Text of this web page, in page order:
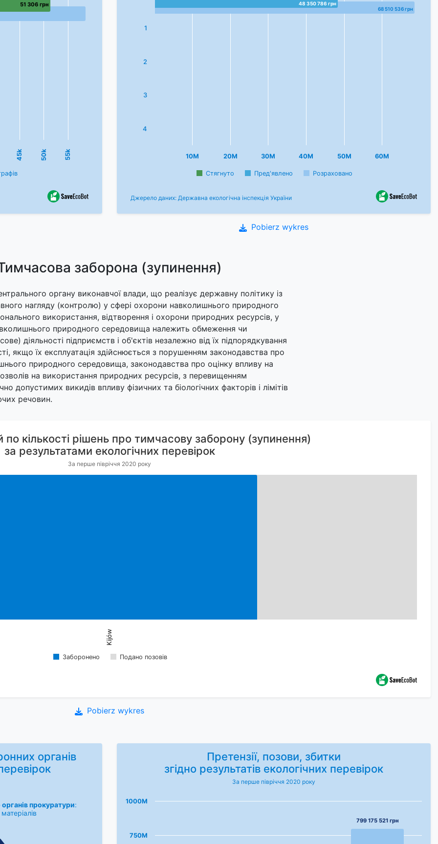
51 306 грн
45k 50k 55k
Джерело даних: Державна екологічна інспекція України
68 510 536 грн
48 350 786 грн
Стягнуто Пред'явлено Розраховано
10M 20M 30M 40M 50M 60M
1
2
3
4
Pobierz wykres
заборона (зупинення)
органу виконавчої влади, що реалізує державну політику із
нагляду (контролю) у сфері охорони навколишнього природного
використання, відтворення і охорони природних ресурсів, у
природного середовища належить обмеження чи
діяльності підприємств і об'єктів незалежно від їх підпорядкування
якщо їх експлуатація здійснюється з порушенням законодавства про
природного середовища, законодавства про оцінку впливу на
на використання природних ресурсів, з перевищенням
допустимих викидів впливу фізичних та біологічних факторів і лімітів
речовин.
по кількості рішень про тимчасову заборону (зупинення)
за результатами екологічних перевірок
За перше півріччя 2020 року
Заборонено Подано позовів
Kijów
Pobierz wykres
органів
прокуратури:
Претензії, позови, збитки
згідно результатів екологічних перевірок
За перше півріччя 2020 року
799 175 521 грн
750M
1000M